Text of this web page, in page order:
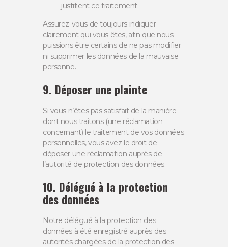
justifient ce traitement.
Assurez-vous de toujours indiquer
clairement qui vous êtes, afin que nous
puissions être certains de ne pas modifier
ni supprimer les données de la mauvaise
personne.
9. Déposer une plainte
Si vous n’êtes pas satisfait de la manière
dont nous traitons (une réclamation
concernant) le traitement de vos données
personnelles, vous avez le droit de
déposer une réclamation auprès de
l’autorité de protection des données.
10. Délégué à la protection
des données
Notre délégué à la protection des
données à été enregistré auprès des
autorités chargées de la protection des